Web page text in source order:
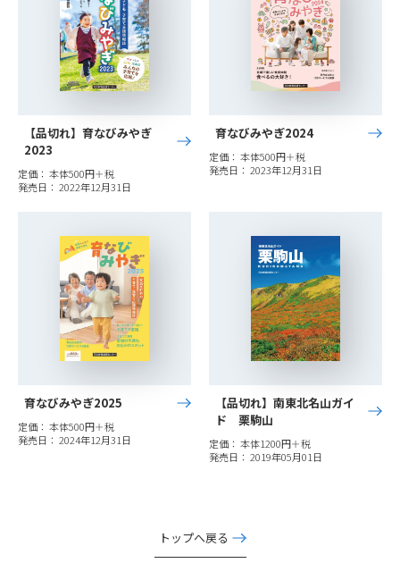
【品切れ】育なびみやぎ
2023
定価： 本体500円＋税
発売日： 2022年12月31日
育なびみやぎ2024
定価： 本体500円＋税
発売日： 2023年12月31日
育なびみやぎ2025
定価： 本体500円＋税
発売日： 2024年12月31日
【品切れ】南東北名山ガイ
ド 栗駒山
定価： 本体1200円＋税
発売日： 2019年05月01日
トップへ戻る